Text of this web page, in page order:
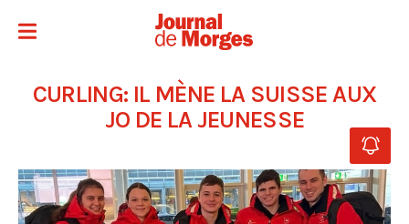
CURLING: IL MÈNE LA SUISSE AUX
JO DE LA JEUNESSE